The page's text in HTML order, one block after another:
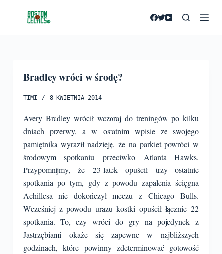
Bradley wróci w środę?
TIMI 8 KWIETNIA 2014
Avery Bradley wrócił wczoraj do treningów po kilku
dniach przerwy, a w ostatnim wpisie ze swojego
pamiętnika wyraził nadzieję, że na parkiet powróci w
środowym spotkaniu przeciwko Atlanta Hawks.
Przypomnijmy, że 23-latek opuścił trzy ostatnie
spotkania po tym, gdy z powodu zapalenia ścięgna
Achillesa nie dokończył meczu z Chicago Bulls.
Wcześniej z powodu urazu kostki opuścił łącznie 22
spotkania. To, czy wróci do gry na pojedynek z
Jastrzębiami okaże się zapewne w najbliższych
godzinach, które powinny zdeterminować gotowość